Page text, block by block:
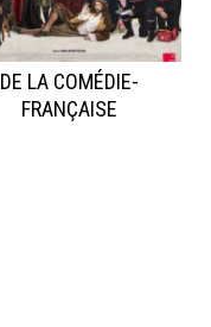
DE LA COMÉDIE-
FRANÇAISE